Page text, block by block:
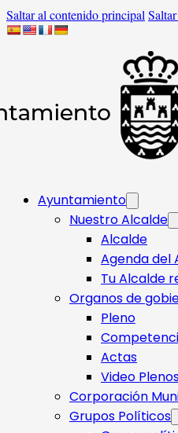
Saltar al contenido principal
Ayuntamiento
Nuestro Alcalde
Alcalde
Agenda del
Tu Alcalde
Organos de
Pleno
Actas
Video
Corporación
Grupos Políticos